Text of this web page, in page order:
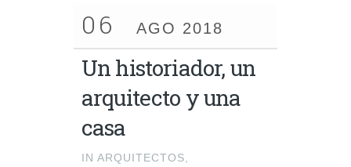
06 AGO 2018
Un historiador, un
arquitecto y una
casa
IN ARQUITECTOS,